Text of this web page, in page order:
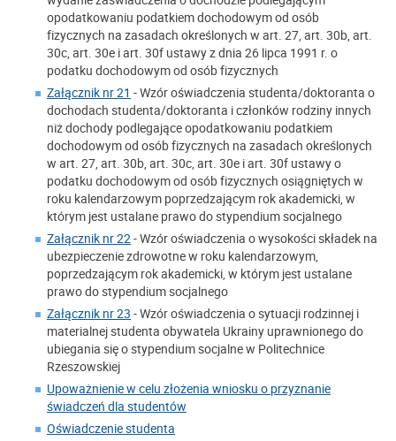
opodatkowaniu podatkiem dochodowym od osób
fizycznych na zasadach określonych w art. 27, art. 30b, art.
30c, art. 30e i art. 30f ustawy z dnia 26 lipca 1991 r. o
podatku dochodowym od osób fizycznych
Załącznik nr 21 - Wzór oświadczenia studenta/doktoranta o
dochodach studenta/doktoranta i członków rodziny innych
niż dochody podlegające opodatkowaniu podatkiem
dochodowym od osób fizycznych na zasadach określonych
w art. 27, art. 30b, art. 30c, art. 30e i art. 30f ustawy o
podatku dochodowym od osób fizycznych osiągniętych w
roku kalendarzowym poprzedzającym rok akademicki, w
którym jest ustalane prawo do stypendium socjalnego
Załącznik nr 22- Wzór oświadczenia o wysokości składek na
ubezpieczenie zdrowotne w roku kalendarzowym,
poprzedzającym rok akademicki, w którym jest ustalane
prawo do stypendium socjalnego
Załącznik nr 23 - Wzór oświadczenia o sytuacji rodzinnej i
materialnej studenta obywatela Ukrainy uprawnionego do
ubiegania się o stypendium socjalne w Politechnice
Rzeszowskiej
Upoważnienie w celu złożenia wniosku o przyznanie
świadczeń dla studentów
Oświadczenie studenta